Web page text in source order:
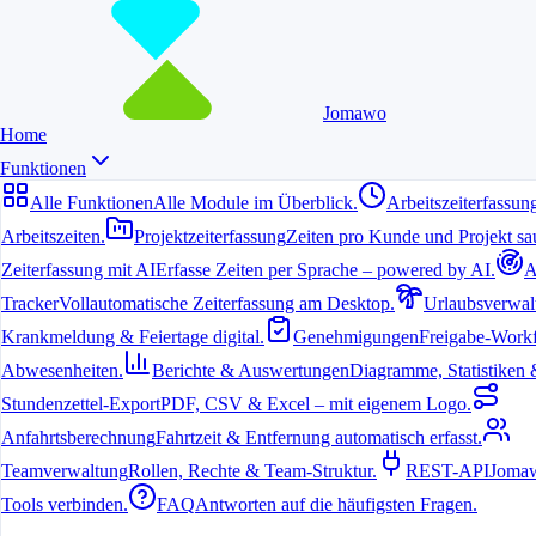
Jomawo
Home
Funktionen
Alle FunktionenAlle Module im Überblick.
Arbeitszeiten.
ProjektzeiterfassungZeiten pro Kunde und Projekt
Zeiterfassung mit AIErfasse Zeiten per Sprache – powered by AI.
TrackerVollautomatische Zeiterfassung am Desktop.
Krankmeldung & Feiertage digital.
GenehmigungenFreigabe-
Abwesenheiten.
Berichte & AuswertungenDiagramme, Statistiken
Stundenzettel-ExportPDF, CSV & Excel – mit eigenem Logo.
AnfahrtsberechnungFahrtzeit & Entfernung automatisch erfasst.
TeamverwaltungRollen, Rechte & Team-Struktur. REST-API
Tools verbinden.
FAQAntworten auf die häufigsten Fragen.